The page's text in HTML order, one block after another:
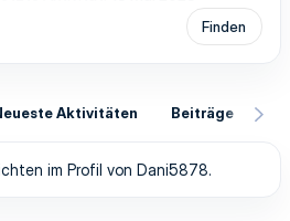
Finden
Aktivitäten Beiträge
im Profil von Dani5878.